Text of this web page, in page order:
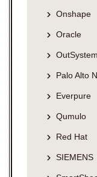
Onshape
Oracle
Palo Alto
Everpure
Qumulo
Red Hat
SIEMENS